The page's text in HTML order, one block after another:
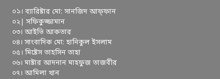
০১। ব্যারিষ্টার মো: সানজিদ আফ্ফান
০২| সফিকুজ্জামান
০৩। আইভি আকতার
০৪। সাংবাদিক মো: হানিকুল ইসলাম
০৫। মিষ্টেস তাহসিন তাহা
০৬। মাষ্টার আদনান মাহফুজ তাজবীর
০৭। আমিলা খান